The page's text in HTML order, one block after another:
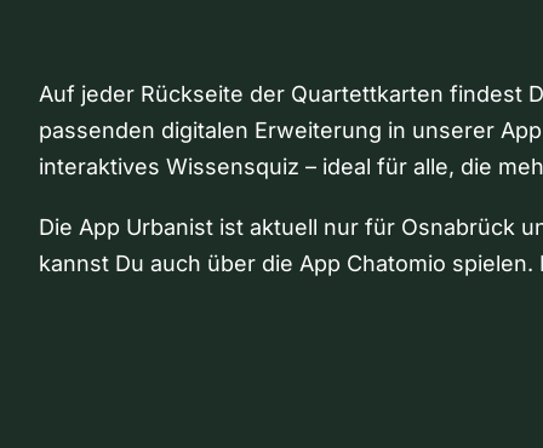
Auf jeder Rückseite der Quartettkarten findest
passenden digitalen Erweiterung in unserer
interaktives Wissensquiz – ideal für alle, die
Die App Urbanist ist aktuell nur für Osnabrück
kannst Du auch über die App Chatomio